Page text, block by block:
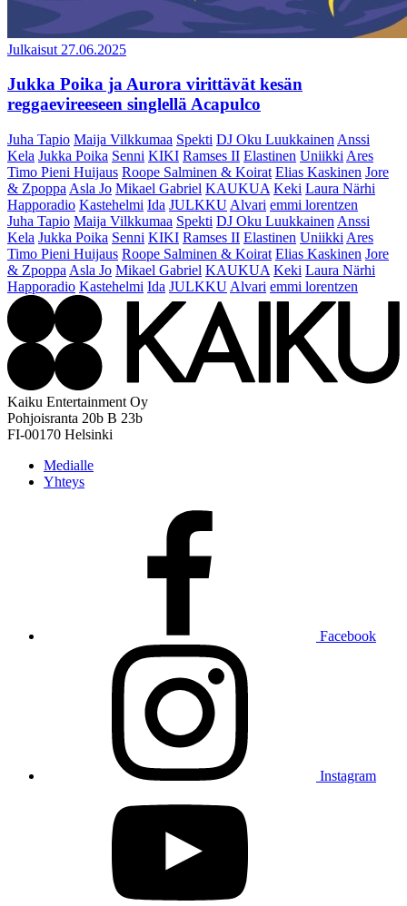
Julkaisut 27.06.2025
Jukka Poika ja Aurora virittävät kesän
reggaevireeseen singlellä Acapulco
Juha Tapio Maija Vilkkumaa Spekti DJ Oku Luukkainen Anssi
Kela Jukka Poika Senni KIKI Ramses II Elastinen Uniikki Ares
Timo Pieni Huijaus Roope Salminen & Koirat Elias Kaskinen Jore
& Zpoppa Asla Jo Mikael Gabriel KAUKUA Keki Laura Närhi
Happoradio Kastehelmi Ida JULKKU Alvari emmi lorentzen
Juha Tapio Maija Vilkkumaa Spekti DJ Oku Luukkainen Anssi
Kela Jukka Poika Senni KIKI Ramses II Elastinen Uniikki Ares
Timo Pieni Huijaus Roope Salminen & Koirat Elias Kaskinen Jore
& Zpoppa Asla Jo Mikael Gabriel KAUKUA Keki Laura Närhi
Happoradio Kastehelmi Ida JULKKU Alvari emmi lorentzen
Kaiku Entertainment Oy
Pohjoisranta 20b B 23b
FI-00170 Helsinki
Medialle
Yhteys
Facebook
Instagram